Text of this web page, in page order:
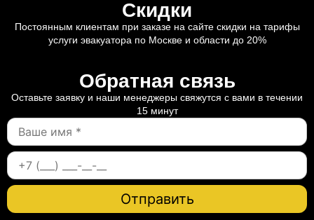
Скидки
Постоянным клиентам при заказе на сайте скидки на тарифы
услуги эвакуатора по Москве и области до 20%
Обратная связь
Оставьте заявку и наши менеджеры свяжутся с вами в течении
15 минут